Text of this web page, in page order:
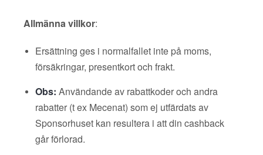
Allmänna villkor:
Ersättning ges i normalfallet inte på moms,
försäkringar, presentkort och frakt.
Obs: Användande av rabattkoder och andra
rabatter (t ex Mecenat) som ej utfärdats av
Sponsorhuset kan resultera i att din cashback
går förlorad.